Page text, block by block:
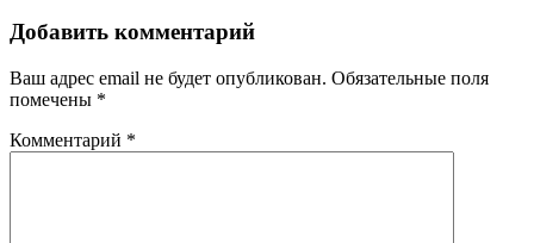
Добавить комментарий
Ваш адрес email не будет опубликован. Обязательные поля
помечены *
Комментарий *